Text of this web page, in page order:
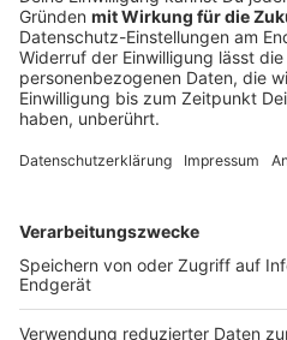
Asservatenkammer der
Der Rekord-Tiefstand des
Stroms legt Relikte aus
Darunter sind Kriegswracks,
erzählt.
DEINE GEMERKTEN
Du hast dir noch keine